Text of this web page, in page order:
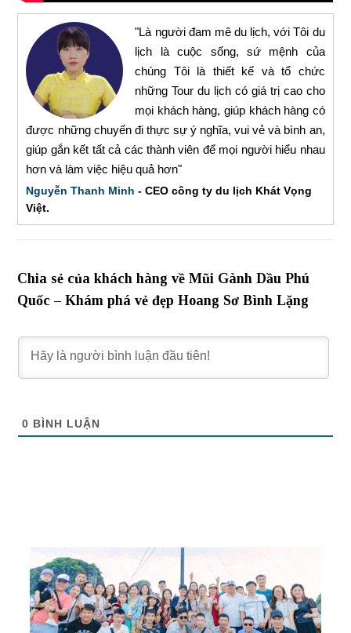
"Là người đam mê du lịch, với Tôi du
lịch là cuộc sống, sứ mệnh của
chúng Tôi là thiết kế và tổ chức
những Tour du lịch có giá trị cao cho
mọi khách hàng, giúp khách hàng có
được những chuyến đi thực sự ý nghĩa, vui vẻ và bình an,
giúp gắn kết tất cả các thành viên để mọi người hiểu nhau
hơn và làm việc hiệu quả hơn"
Nguyễn Thanh Minh - CEO công ty du lịch Khát Vọng
Việt.
Chia sẻ của khách hàng về Mũi Gành Dầu Phú
Quốc – Khám phá vẻ đẹp Hoang Sơ Bình Lặng
0 BÌNH LUẬN